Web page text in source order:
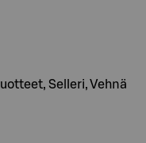
Selleri, Vehnä